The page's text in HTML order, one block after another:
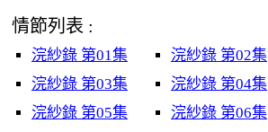
情節列表 :
浣紗錄 第01集
浣紗錄 第02集
浣紗錄 第03集
浣紗錄 第04集
浣紗錄 第05集
浣紗錄 第06集